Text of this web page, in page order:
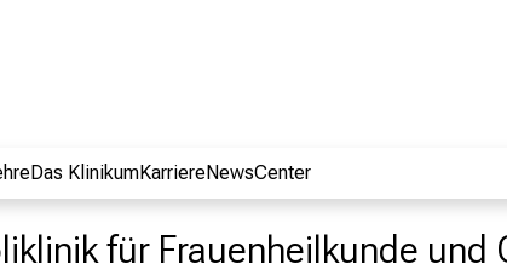
Das KlinikumKarriereNewsCenter
für Frauenheilkunde und